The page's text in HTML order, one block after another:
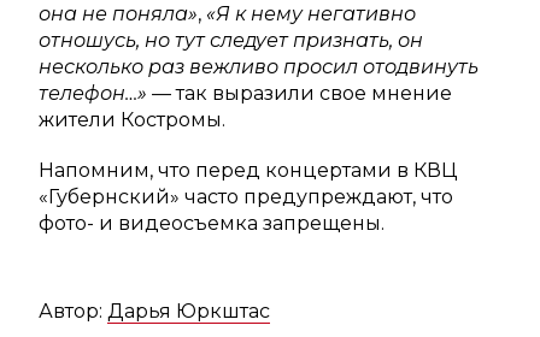
она не поняла», «Я к нему негативно
отношусь, но тут следует признать, он
несколько раз вежливо просил отодвинуть
телефон…» — так выразили свое мнение
жители Костромы.
Напомним, что перед концертами в КВЦ
«Губернский» часто предупреждают, что
фото- и видеосъемка запрещены.
Автор: Дарья Юркштас